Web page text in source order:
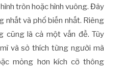
tròn hoặc hình vuông. Đây
nhất và phổ biến nhất. Riêng
cũng là cả một vấn đề. Tùy
và sở thích từng người mà
mỏng hơn kích cỡ thông